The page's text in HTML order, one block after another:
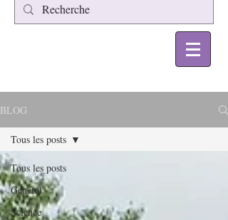
BLOG
Tous les posts
Général
Science
Tous les posts